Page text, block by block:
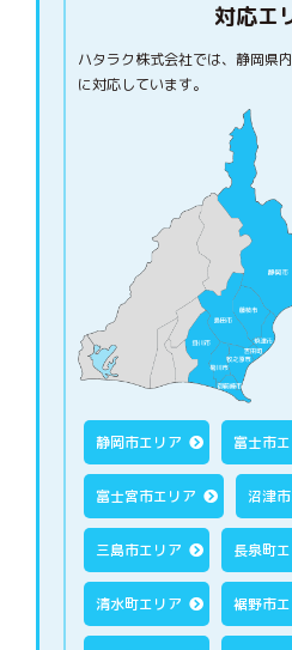
対応エ
ハタラク株式会社では、静岡県
に対応しています。
静岡市エリア 富士市
富士宮市エリア 沼津
三島市エリア 長泉町
清水町エリア 裾野市